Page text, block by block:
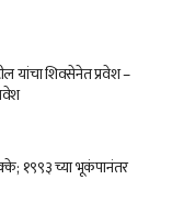
यांचा शिवसेनेत प्रवेश –
१९९३ च्या भूकंपानंतर